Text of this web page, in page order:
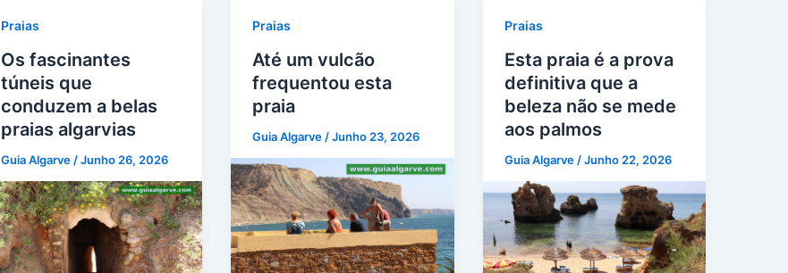
Praias
Os fascinantes
túneis que
conduzem a belas
praias algarvias
Guia Algarve /Junho 26, 2026
Praias
Até um vulcão
frequentou esta
praia
Guia Algarve /Junho 23, 2026
Praias
Esta praia é a prova
definitiva que a
beleza não se mede
aos palmos
Guia Algarve /Junho 22, 2026